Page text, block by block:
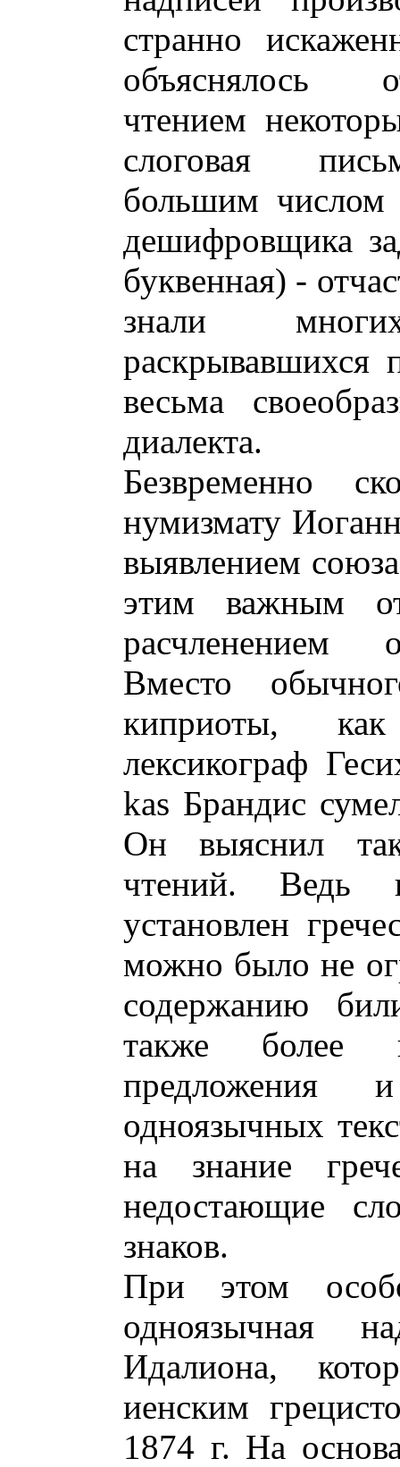
странно
объяснялось
чтением
слоговая
большим числом
дешифровщика
буквенная) -
знали
раскрывавшихся
весьма
диалекта.
Безвременно
нумизмату
выявлением
этим важным
расчленением
Вместо
киприоты,
лексикограф
kas Брандис
Он выяснил
чтений. Ведь
установлен
можно было не
содержанию
также более
предложения
одноязычных
на знание
недостающие
знаков.
При этом
одноязычная
Идалиона,
иенским
1874 г. На